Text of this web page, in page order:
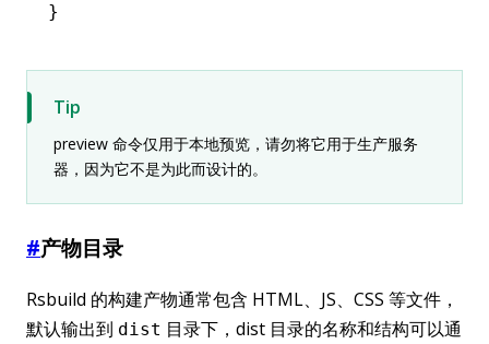
}
Tip
preview 命令仅用于本地预览，请勿将它用于生产服务
器，因为它不是为此而设计的。
#产物目录
Rsbuild 的构建产物通常包含 HTML、JS、CSS 等文件，
默认输出到 dist 目录下，dist 目录的名称和结构可以通